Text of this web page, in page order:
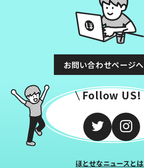
お問い合わせページへ
Follow US!
ほとせなニュースとは